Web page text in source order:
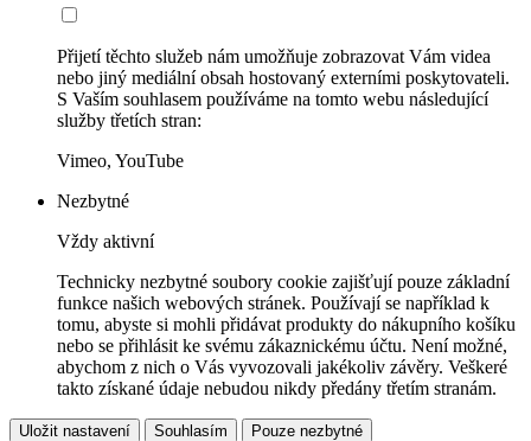
Přijetí těchto služeb nám umožňuje zobrazovat Vám videa
nebo jiný mediální obsah hostovaný externími poskytovateli.
S Vaším souhlasem používáme na tomto webu následující
služby třetích stran:
Vimeo, YouTube
Nezbytné
Vždy aktivní
Technicky nezbytné soubory cookie zajišťují pouze základní
funkce našich webových stránek. Používají se například k
tomu, abyste si mohli přidávat produkty do nákupního košíku
nebo se přihlásit ke svému zákaznickému účtu. Není možné,
abychom z nich o Vás vyvozovali jakékoliv závěry. Veškeré
takto získané údaje nebudou nikdy předány třetím stranám.
Uložit nastavení Souhlasím Pouze nezbytné